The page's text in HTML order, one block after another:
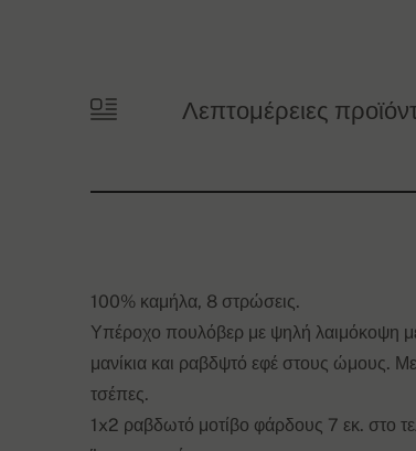
Λεπτομέρειες
100% καμήλα, 8 στρώσεις.
Υπέροχο πουλόβερ με ψηλή λαιμόκοψη
μανίκια και ραβδψτό εφέ στους ώμους. Με
τσέπες.
1x2 ραβδωτό μοτίβο φάρδους 7 εκ. στο